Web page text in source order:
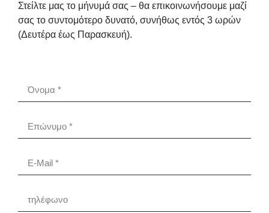
Στείλτε μας το μήνυμά σας – θα επικοινωνήσουμε μαζί
σας το συντομότερο δυνατό, συνήθως εντός 3 ωρών
(Δευτέρα έως Παρασκευή).